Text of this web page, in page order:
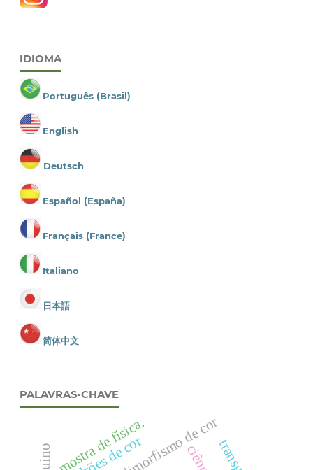
IDIOMA
Português (Brasil)
English
Deutsch
Español (España)
Français (France)
Italiano
日本語
简体中文
PALAVRAS-CHAVE
polimorfismo de cor
mostra de física.